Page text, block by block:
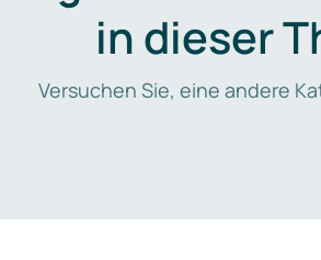
in dieser
Versuchen Sie, eine andere